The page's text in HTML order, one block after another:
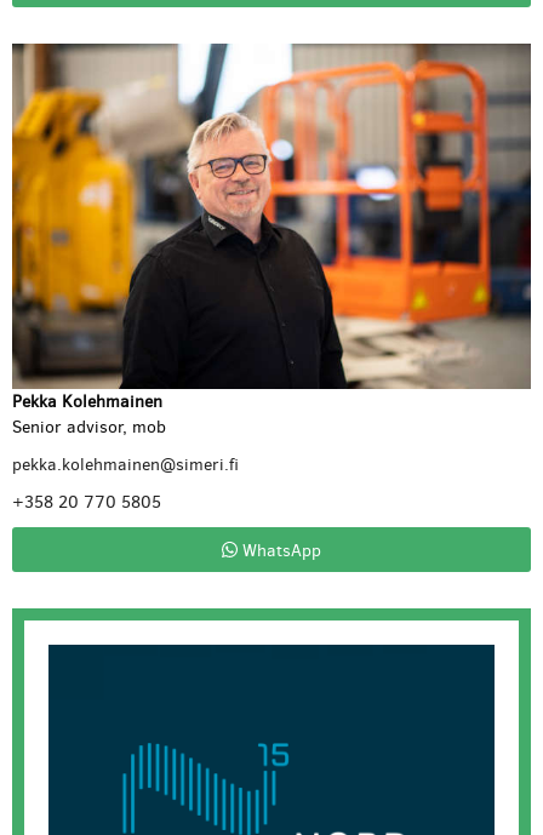
Pekka Kolehmainen
Senior advisor, mob
pekka.kolehmainen@simeri.fi
+358 20 770 5805
WhatsApp